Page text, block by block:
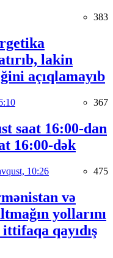
383
lakin
açıqlamayıb
367
saat 16:00-dan
16:00-dək
10:26 475
və
yollarını
qayıdış